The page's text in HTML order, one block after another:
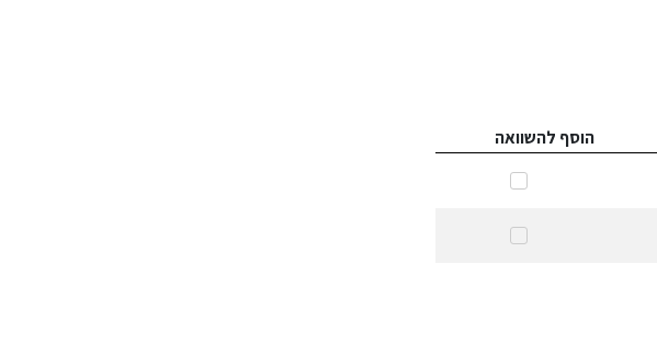
הוסף להשוואה